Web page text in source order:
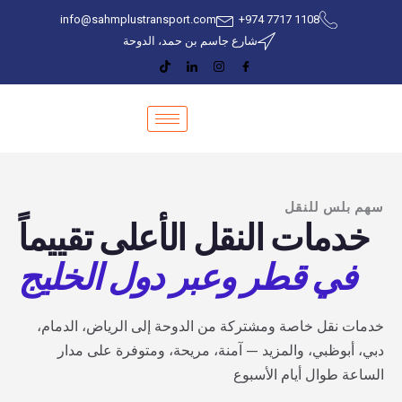
‎+974 7717 1108
info@sahmplustransport.com
شارع جاسم بن حمد، الدوحة
سهم بلس للنقل
خدمات النقل الأعلى تقييماً
في قطر وعبر دول الخليج
خدمات نقل خاصة ومشتركة من الدوحة إلى الرياض، الدمام،
دبي، أبوظبي، والمزيد — آمنة، مريحة، ومتوفرة على مدار
الساعة طوال أيام الأسبوع